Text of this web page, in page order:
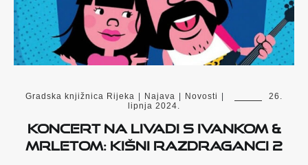
Gradska knjižnica Rijeka Najava Novosti
26.
lipnja 2024.
Koncert na livadi s Ivankom &
Mrletom: Kišni razdraganci 2